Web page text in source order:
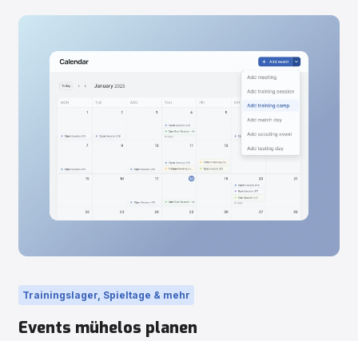
Trainingslager, Spieltage & mehr
Events mühelos planen